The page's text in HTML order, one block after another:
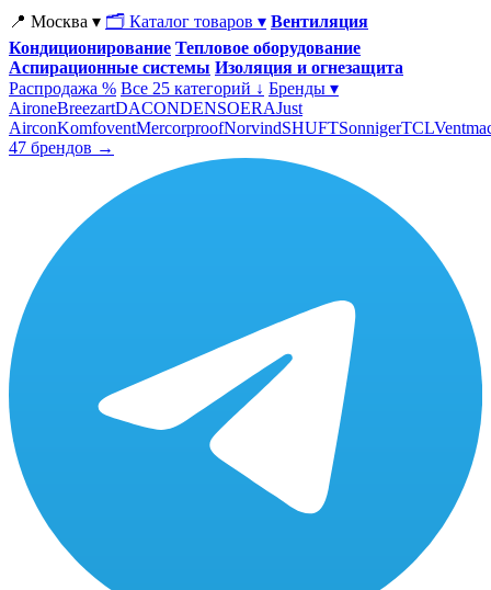
📍 Москва ▾ 🗂 Каталог товаров ▾ Вентиляция
Кондиционирование Тепловое оборудование
Аспирационные системы Изоляция и огнезащита
Распродажа % Все 25 категорий ↓ Бренды ▾
AironeBreezartDACONDENSOERAJust
AirconKomfoventMercorproofNorvindSHUFTSonnigerTCL
47 брендов →